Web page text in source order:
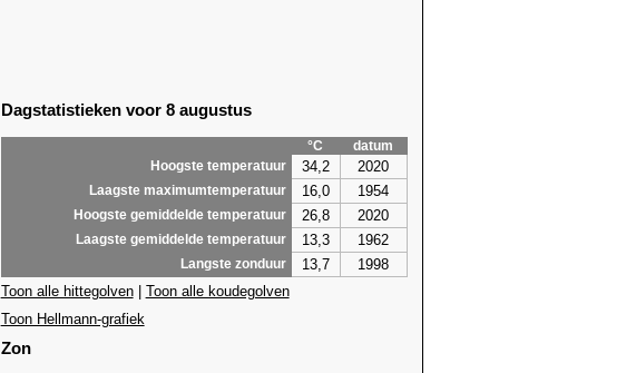
Dagstatistieken voor 8 augustus
°C
datum
Hoogste temperatuur
34,2 2020
Laagste maximumtemperatuur 16,0 1954
Hoogste gemiddelde temperatuur 26,8 2020
Laagste gemiddelde temperatuur 13,3 1962
Langste zonduur 13,7
1998
Toon alle hittegolven| Toon alle koudegolven
Toon Hellmann-grafiek
Zon